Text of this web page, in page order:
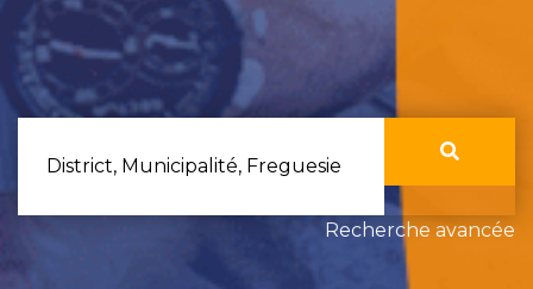
District, Municipalité, Freguesie
Recherche avancée